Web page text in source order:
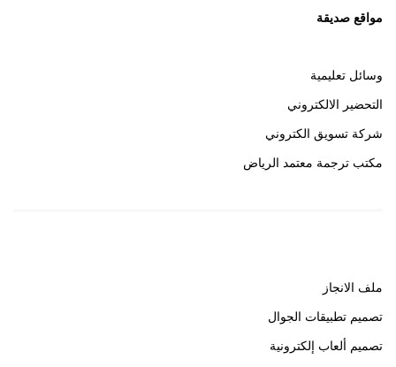
مواقع صديقة
وسائل تعليمية
التحضير الالكتروني
شركة تسويق الكتروني
مكتب ترجمة معتمد الرياض
ملف الانجاز
تصميم تطبيقات الجوال
تصميم ألعاب إلكترونية